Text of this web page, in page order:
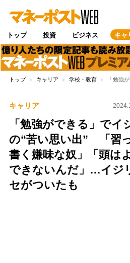
トップ 投資 ビジネス キャ
トップ キャリア 学校・教育 「勉強
キャリア
「勉強ができる」でイ
の“苦い思い出” 「習
書く嫌味な奴」「頭は
できないんだ」…イジ
セがついたも